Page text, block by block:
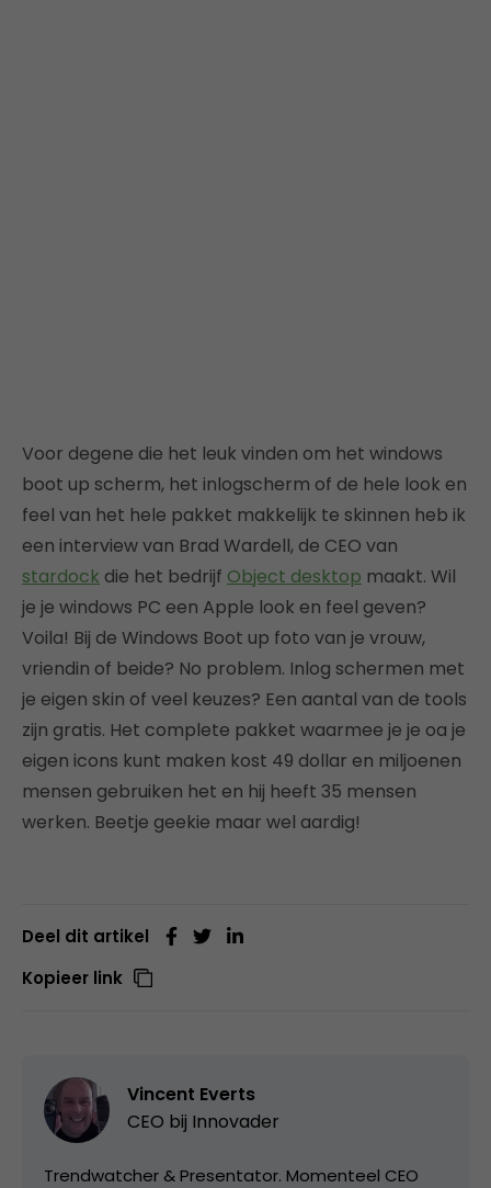
Voor degene die het leuk vinden om het windows
boot up scherm, het inlogscherm of de hele look en
feel van het hele pakket makkelijk te skinnen heb ik
een interview van Brad Wardell, de CEO van
stardock die het bedrijf Object desktop maakt. Wil
je je windows PC een Apple look en feel geven?
Voila! Bij de Windows Boot up foto van je vrouw,
vriendin of beide? No problem. Inlog schermen met
je eigen skin of veel keuzes? Een aantal van de tools
zijn gratis. Het complete pakket waarmee je je oa je
eigen icons kunt maken kost 49 dollar en miljoenen
mensen gebruiken het en hij heeft 35 mensen
werken. Beetje geekie maar wel aardig!
Deel dit artikel
Kopieer link
Vincent Everts
CEO bij Innovader
Trendwatcher & Presentator. Momenteel CEO